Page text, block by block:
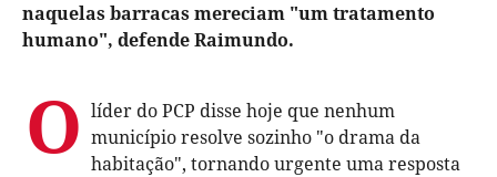
naquelas barracas mereciam "um tratamento
humano", defende Raimundo.
O líder do PCP disse hoje que nenhum
município resolve sozinho "o drama da
habitação", tornando urgente uma resposta